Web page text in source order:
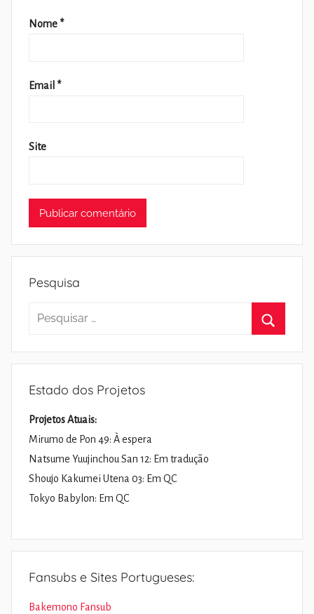
Nome *
Email *
Site
Pesquisa
Pesquisar
Estado dos Projetos
Projetos Atuais:
Mirumo de Pon 49: À espera
Natsume Yuujinchou San 12: Em tradução
Shoujo Kakumei Utena 03: Em QC
Tokyo Babylon: Em QC
Fansubs e Sites Portugueses:
Bakemono Fansub